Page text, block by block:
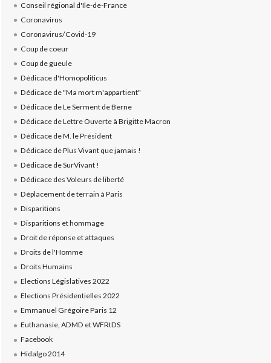
Conseil régional d'Ile-de-France
Coronavirus
Coronavirus/Covid-19
Coup de coeur
Coup de gueule
Dédicace d'Homopoliticus
Dédicace de "Ma mort m'appartient"
Dédicace de Le Serment de Berne
Dédicace de Lettre Ouverte à Brigitte Macron
Dédicace de M. le Président
Dédicace de Plus Vivant que jamais !
Dédicace de SurVivant !
Dédicace des Voleurs de liberté
Déplacement de terrain à Paris
Disparitions
Disparitions et hommage
Droit de réponse et attaques
Droits de l'Homme
Droits Humains
Elections Législatives 2022
Elections Présidentielles 2022
Emmanuel Grégoire Paris 12
Euthanasie, ADMD et WFRtDS
Facebook
Hidalgo 2014